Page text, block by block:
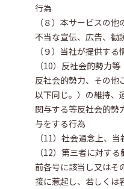
行為
（８）本サービスの
不当な宣伝、広告、勧
（９）当社が提供す
（10）反社会的勢力
反社会的勢力、その他
以下同じ。）の維持、
関与する等反社会的勢
与をする行為
（11）社会通念上、
（12）第三者に対す
前各号に該当し又はそ
接に惹起し、若しくは